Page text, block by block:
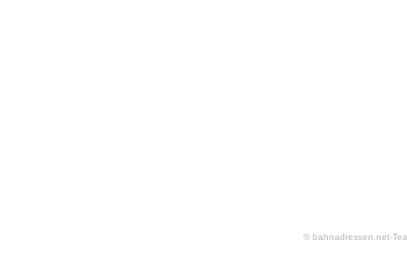
© bahnadressen.net-